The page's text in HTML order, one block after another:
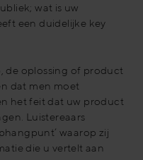
wat is uw
een duidelijke key
de oplossing of product
dat men moet
het feit dat uw product
Luistereaars
waarop zij
die u vertelt aan